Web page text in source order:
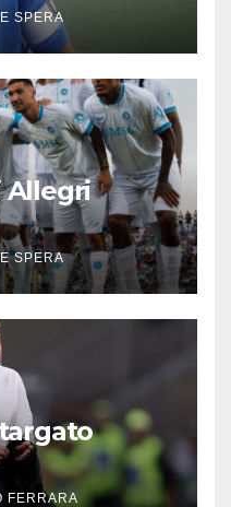
SPERA
Allegri
SPERA
FERRARA